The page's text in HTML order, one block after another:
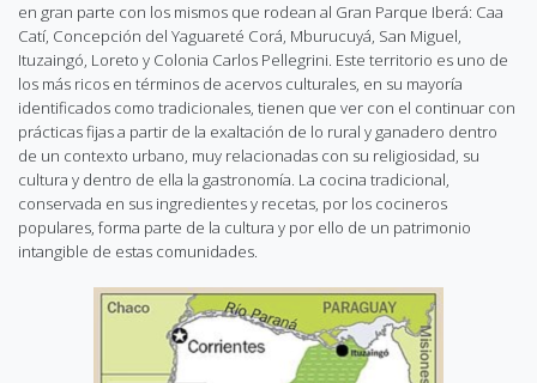
en gran parte con los mismos que rodean al Gran Parque Iberá: Caa
Catí, Concepción del Yaguareté Corá, Mburucuyá, San Miguel,
Ituzaingó, Loreto y Colonia Carlos Pellegrini. Este territorio es uno de
los más ricos en términos de acervos culturales, en su mayoría
identificados como tradicionales, tienen que ver con el continuar con
prácticas fijas a partir de la exaltación de lo rural y ganadero dentro
de un contexto urbano, muy relacionadas con su religiosidad, su
cultura y dentro de ella la gastronomía. La cocina tradicional,
conservada en sus ingredientes y recetas, por los cocineros
populares, forma parte de la cultura y por ello de un patrimonio
intangible de estas comunidades.